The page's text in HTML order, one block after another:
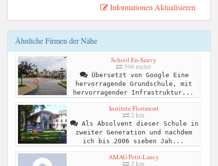
Informationen Aktualisieren
Ähnliche Firmen der Nähe
School En-Sauvy
598 meter
Übersetzt von Google Eine
hervorragende Grundschule, mit
hervorragender Infrastruktur...
Institute Florimont
2 km
Als Absolvent dieser Schule in
zweiter Generation und nachdem
ich bis 2006 sieben Jah...
AMAG Petit-Lancy
2 km